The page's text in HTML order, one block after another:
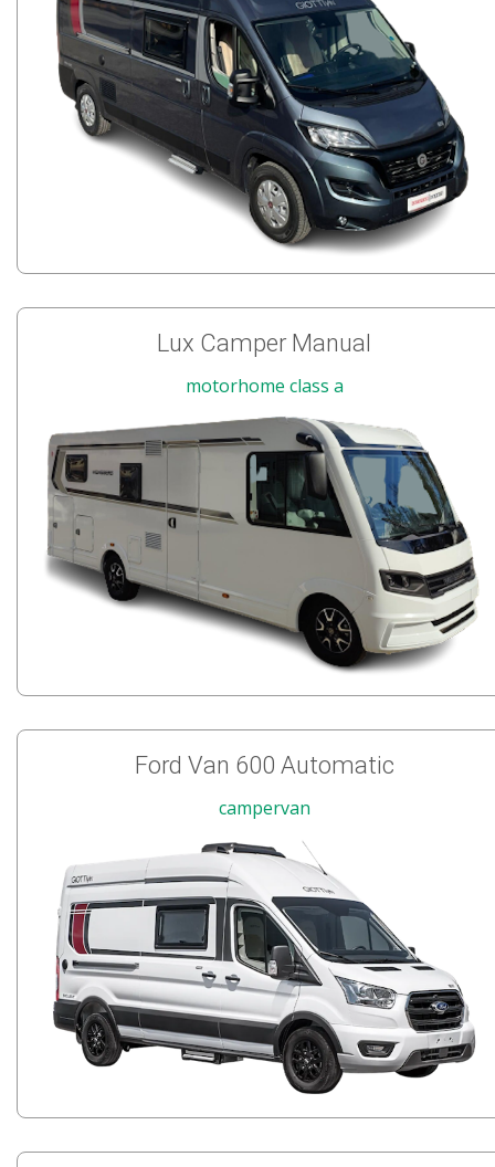
Lux Camper Manual
motorhome class a
Ford Van 600 Automatic
campervan